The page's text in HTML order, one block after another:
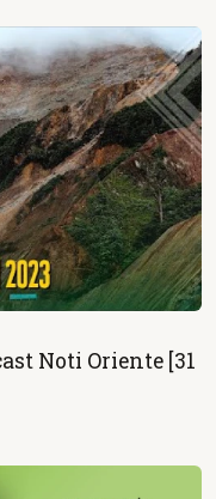
Noti Oriente [31